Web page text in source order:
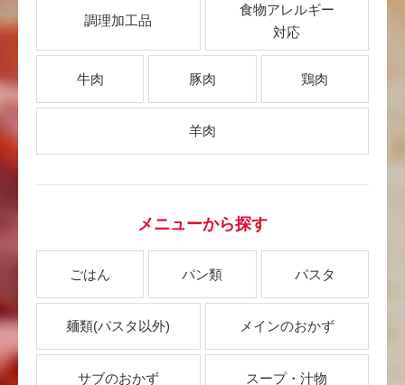
調理加工品
食物アレルギー
対応
牛肉 豚肉 鶏肉
羊肉
メニューから探す
ごはん パン類 パスタ
麺類(パスタ以外) メインのおかず
サブのおかず スープ・汁物